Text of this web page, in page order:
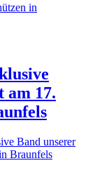
in
am 17.
Band unserer
Braunfels